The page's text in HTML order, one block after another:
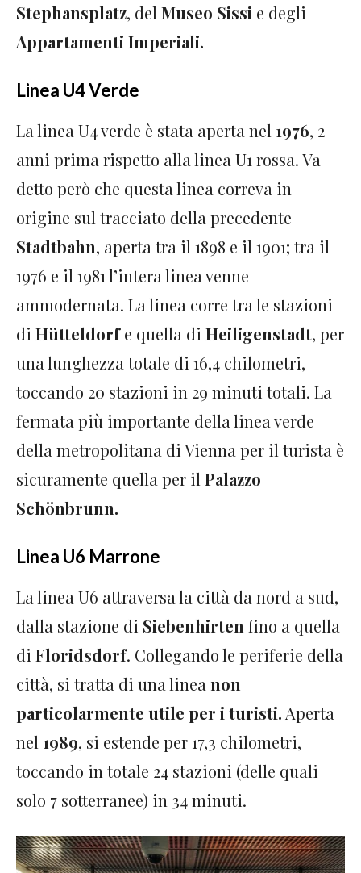
Stephansplatz, del Museo Sissi e degli
Appartamenti Imperiali.
Linea U4 Verde
La linea U4 verde è stata aperta nel 1976, 2
anni prima rispetto alla linea U1 rossa. Va
detto però che questa linea correva in
origine sul tracciato della precedente
Stadtbahn, aperta tra il 1898 e il 1901; tra il
1976 e il 1981 l’intera linea venne
ammodernata. La linea corre tra le stazioni
di Hütteldorfe quella di Heiligenstadt, per
una lunghezza totale di 16,4 chilometri,
toccando 20 stazioni in 29 minuti totali. La
fermata più importante della linea verde
della metropolitana di Vienna per il turista è
sicuramente quella per il Palazzo
Schönbrunn.
Linea U6 Marrone
La linea U6 attraversa la città da nord a sud,
dalla stazione di Siebenhirten fino a quella
di Floridsdorf. Collegando le periferie della
città, si tratta di una linea non
particolarmente utile per i turisti. Aperta
nel 1989, si estende per 17,3 chilometri,
toccando in totale 24 stazioni (delle quali
solo 7 sotterranee) in 34 minuti.